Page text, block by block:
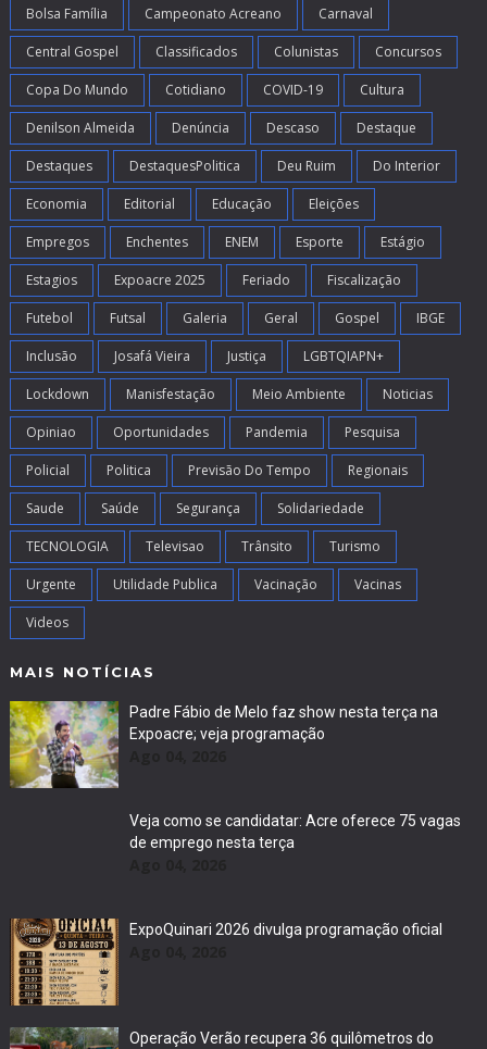
Bolsa Família Campeonato Acreano Carnaval
Central Gospel Classificados Colunistas Concursos
Copa Do Mundo Cotidiano COVID-19 Cultura
Denilson Almeida Denúncia Descaso Destaque
Destaques DestaquesPolitica Deu Ruim Do Interior
Economia Editorial Educação Eleições
Empregos Enchentes ENEM Esporte Estágio
Estagios Expoacre 2025 Feriado Fiscalização
Futebol Futsal Galeria Geral Gospel IBGE
Inclusão Josafá Vieira Justiça LGBTQIAPN+
Lockdown Manisfestação Meio Ambiente Noticias
Opiniao Oportunidades Pandemia Pesquisa
Policial Politica Previsão Do Tempo Regionais
Saude Saúde Segurança Solidariedade
TECNOLOGIA Televisao Trânsito Turismo
Urgente Utilidade Publica Vacinação Vacinas
Videos
MAIS NOTÍCIAS
Padre Fábio de Melo faz show nesta terça na
Expoacre; veja programação
Veja como se candidatar: Acre oferece 75 vagas
de emprego nesta terça
ExpoQuinari 2026 divulga programação oficial
Operação Verão recupera 36 quilômetros do